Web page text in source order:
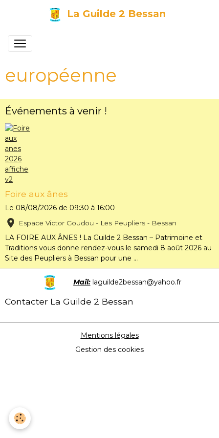
La Guilde 2 Bessan
européenne
Événements à venir !
Foire aux ânes
Le 08/08/2026 de 09:30 à 16:00
Espace Victor Goudou - Les Peupliers - Bessan
LA FOIRE AUX ÂNES ! La Guilde 2 Bessan – Patrimoine et
Traditions vous donne rendez-vous le samedi 8 août 2026 au
Site des Peupliers à Bessan pour une ...
Mail: laguilde2bessan@yahoo.fr
Contacter La Guilde 2 Bessan
Mentions légales
Gestion des cookies